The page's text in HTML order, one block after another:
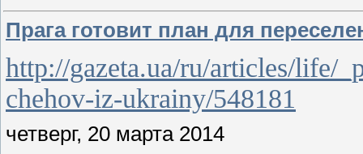
Прага готовит план для
http://gazeta.ua/ru/articles/life/
chehov-iz-ukrainy/548181
четверг, 20 марта 2014